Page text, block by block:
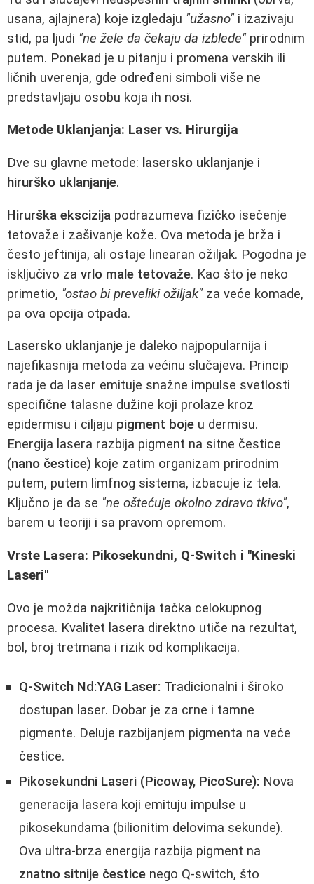
usana, ajlajnera) koje izgledaju "užasno" i izazivaju
stid, pa ljudi "ne žele da čekaju da izblede" prirodnim
putem. Ponekad je u pitanju i promena verskih ili
ličnih uverenja, gde određeni simboli više ne
predstavljaju osobu koja ih nosi.
Metode Uklanjanja: Laser vs. Hirurgija
Dve su glavne metode: lasersko uklanjanje i
hirurško uklanjanje.
Hirurška ekscizija podrazumeva fizičko isečenje
tetovaže i zašivanje kože. Ova metoda je brža i
često jeftinija, ali ostaje linearan ožiljak. Pogodna je
isključivo za vrlo male tetovaže. Kao što je neko
primetio, "ostao bi preveliki ožiljak" za veće komade,
pa ova opcija otpada.
Lasersko uklanjanje je daleko najpopularnija i
najefikasnija metoda za većinu slučajeva. Princip
rada je da laser emituje snažne impulse svetlosti
specifične talasne dužine koji prolaze kroz
epidermisu i ciljaju pigment boje u dermisu.
Energija lasera razbija pigment na sitne čestice
(nano čestice) koje zatim organizam prirodnim
putem, putem limfnog sistema, izbacuje iz tela.
Ključno je da se "ne oštećuje okolno zdravo tkivo",
barem u teoriji i sa pravom opremom.
Vrste Lasera: Pikosekundni, Q-Switch i "Kineski
Laseri"
Ovo je možda najkritičnija tačka celokupnog
procesa. Kvalitet lasera direktno utiče na rezultat,
bol, broj tretmana i rizik od komplikacija.
Q-Switch Nd:YAG Laser: Tradicionalni i široko
dostupan laser. Dobar je za crne i tamne
pigmente. Deluje razbijanjem pigmenta na veće
čestice.
Pikosekundni Laseri (Picoway, PicoSure): Nova
generacija lasera koji emituju impulse u
pikosekundama (bilionitim delovima sekunde).
Ova ultra-brza energija razbija pigment na
znatno sitnije čestice nego Q-switch, što